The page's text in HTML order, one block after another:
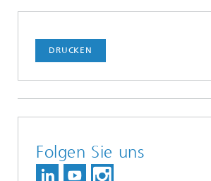
DRUCKEN
Folgen Sie uns